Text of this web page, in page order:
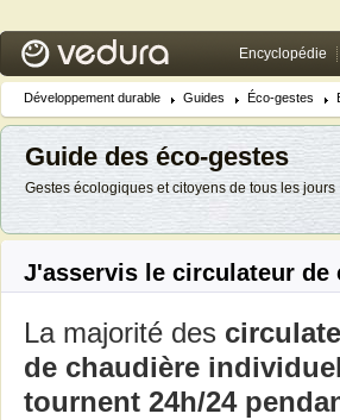
Encyclopédie
Développement durable Guides Éco-gestes
Guide des éco-gestes
Gestes écologiques et citoyens de tous les jours
J'asservis le circulateur de
La majorité des
de chaudière
tournent 24h/24